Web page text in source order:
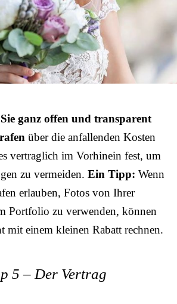
ganz offen und transparent
über die anfallenden Kosten
vertraglich im Vorhinein fest, um
zu vermeiden. Ein Tipp: Wenn
erlauben, Fotos von Ihrer
Portfolio zu verwenden, können
mit einem kleinen Rabatt rechnen.
5 – Der Vertrag